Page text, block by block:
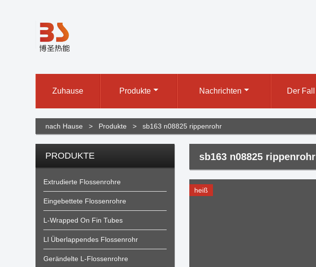
Zuhause Produkte Nachrichten Der Fall
nach Hause > Produkte > sb163 n08825 rippenrohr
sb163 n08825 rippenrohr
heiß
PRODUKTE
Extrudierte Flossenrohre
Eingebettete Flossenrohre
L-Wrapped On Fin Tubes
Ll Überlappendes Flossenrohr
Gerändelte L-Flossenrohre